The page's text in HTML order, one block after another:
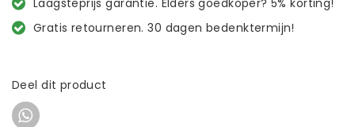
Gratis retourneren. 30 dagen bedenktermijn!
Deel dit product